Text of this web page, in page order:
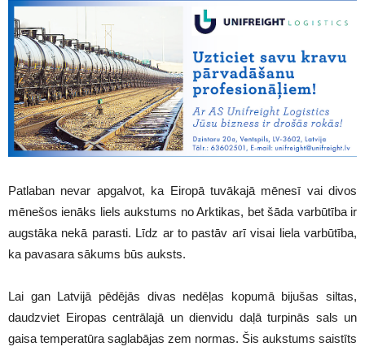
Patlaban nevar apgalvot, ka Eiropā tuvākajā mēnesī vai divos
mēnešos ienāks liels aukstums no Arktikas, bet šāda varbūtība ir
augstāka nekā parasti. Līdz ar to pastāv arī visai liela varbūtība,
ka pavasara sākums būs auksts.
Lai gan Latvijā pēdējās divas nedēļas kopumā bijušas siltas,
daudzviet Eiropas centrālajā un dienvidu daļā turpinās sals un
gaisa temperatūra saglabājas zem normas. Šis aukstums saistīts